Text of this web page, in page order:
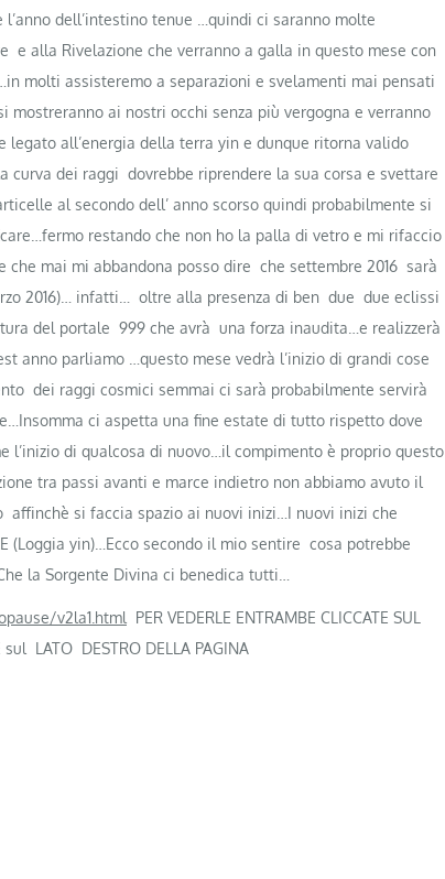
dell’intestino tenue …quindi ci saranno molte
e alla Rivelazione che verranno a galla in questo mese con
molti assisteremo a separazioni e svelamenti mai pensati
ai nostri occhi senza più vergogna e verranno
all’energia della terra yin e dunque ritorna valido
curva dei raggi dovrebbe riprendere la sua corsa e svettare
al secondo dell’ anno scorso quindi probabilmente si
restando che non ho la palla di vetro e mi rifaccio
mai mi abbandona posso dire che settembre 2016 sarà
2016)… infatti… oltre alla presenza di ben due due eclissi
del portale 999 che avrà una forza inaudita…e realizzerà
anno parliamo …questo mese vedrà l’inizio di grandi cose
dei raggi cosmici semmai ci sarà probabilmente servirà
ci aspetta una fine estate di tutto rispetto dove
di qualcosa di nuovo…il compimento è proprio questo
tra passi avanti e marce indietro non abbiamo avuto il
affinchè si faccia spazio ai nuovi inizi…I nuovi inizi che
(Loggia yin)…Ecco secondo il mio sentire cosa potrebbe
la Sorgente Divina ci benedica tutti…
v2la1.html PER VEDERLE ENTRAMBE CLICCATE SUL
sul LATO DESTRO DELLA PAGINA